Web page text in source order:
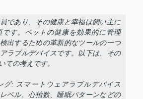
であり、その健康と幸福は飼い主に
です。ペットの健康を効果的に管理
出するための革新的なツールの一つ
ラブルデバイスです。以下は、その
ての考えです。
グ: スマートウェアラブルデバイス
ベル、心拍数、睡眠パターンなどの